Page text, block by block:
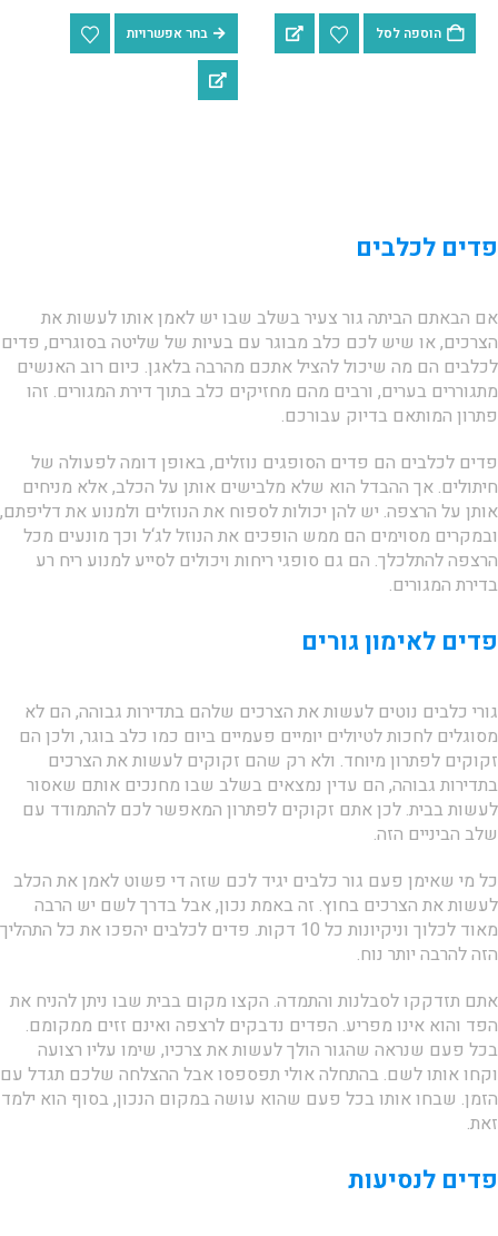
הוספה לסל בחר אפשרויות
פדים לכלבים
אם הבאתם הביתה גור צעיר בשלב שבו יש לאמן אותו לעשות את
הצרכים, או שיש לכם כלב מבוגר עם בעיות של שליטה בסוגרים, פדים
לכלבים הם מה שיכול להציל אתכם מהרבה בלאגן. כיום רוב האנשים
מתגוררים בערים, ורבים מהם מחזיקים כלב בתוך דירת המגורים. זהו
פתרון המותאם בדיוק עבורכם.
פדים לכלבים הם פדים הסופגים נוזלים, באופן דומה לפעולה של
חיתולים. אך ההבדל הוא שלא מלבישים אותן על הכלב, אלא מניחים
אותן על הרצפה. יש להן יכולות לספוח את הנוזלים ולמנוע את דליפתם,
ובמקרים מסוימים הם ממש הופכים את הנוזל לג‘ל וכך מונעים מכל
הרצפה להתלכלך. הם גם סופגי ריחות ויכולים לסייע למנוע ריח רע
בדירת המגורים.
פדים לאימון גורים
גורי כלבים נוטים לעשות את הצרכים שלהם בתדירות גבוהה, הם לא
מסוגלים לחכות לטיולים יומיים פעמיים ביום כמו כלב בוגר, ולכן הם
זקוקים לפתרון מיוחד. ולא רק שהם זקוקים לעשות את הצרכים
בתדירות גבוהה, הם עדין נמצאים בשלב שבו מחנכים אותם שאסור
לעשות בבית. לכן אתם זקוקים לפתרון המאפשר לכם להתמודד עם
שלב הביניים הזה.
כל מי שאימן פעם גור כלבים יגיד לכם שזה די פשוט לאמן את הכלב
לעשות את הצרכים בחוץ. זה באמת נכון, אבל בדרך לשם יש הרבה
מאוד לכלוך וניקיונות כל 10 דקות. פדים לכלבים יהפכו את כל התהליך
הזה להרבה יותר נוח.
אתם תזדקקו לסבלנות והתמדה. הקצו מקום בבית שבו ניתן להניח את
הפד והוא אינו מפריע. הפדים נדבקים לרצפה ואינם זזים ממקומם.
בכל פעם שנראה שהגור הולך לעשות את צרכיו, שימו עליו רצועה
וקחו אותו לשם. בהתחלה אולי תפספסו אבל ההצלחה שלכם תגדל עם
הזמן. שבחו אותו בכל פעם שהוא עושה במקום הנכון, בסוף הוא ילמד
זאת.
פדים לנסיעות